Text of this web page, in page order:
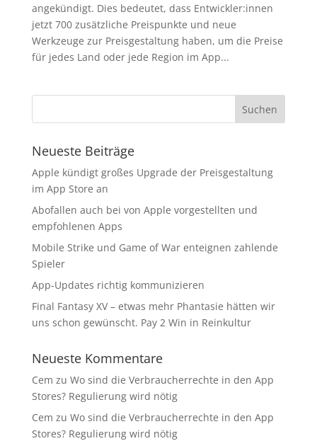
angekündigt. Dies bedeutet, dass Entwickler:innen
jetzt 700 zusätzliche Preispunkte und neue
Werkzeuge zur Preisgestaltung haben, um die Preise
für jedes Land oder jede Region im App...
Neueste Beiträge
Apple kündigt großes Upgrade der Preisgestaltung
im App Store an
Abofallen auch bei von Apple vorgestellten und
empfohlenen Apps
Mobile Strike und Game of War enteignen zahlende
Spieler
App-Updates richtig kommunizieren
Final Fantasy XV – etwas mehr Phantasie hätten wir
uns schon gewünscht. Pay 2 Win in Reinkultur
Neueste Kommentare
Cem zu Wo sind die Verbraucherrechte in den App
Stores? Regulierung wird nötig
Cem zu Wo sind die Verbraucherrechte in den App
Stores? Regulierung wird nötig